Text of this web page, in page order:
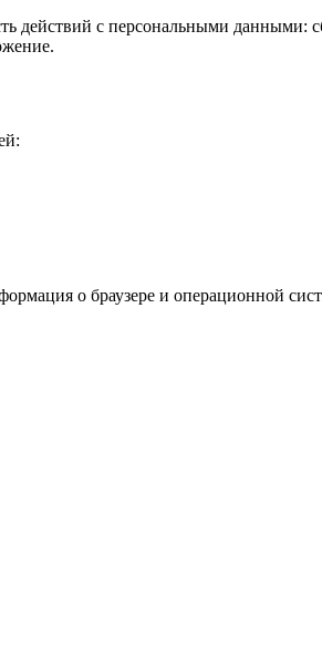
действий с персональными данными:
о браузере и операционной